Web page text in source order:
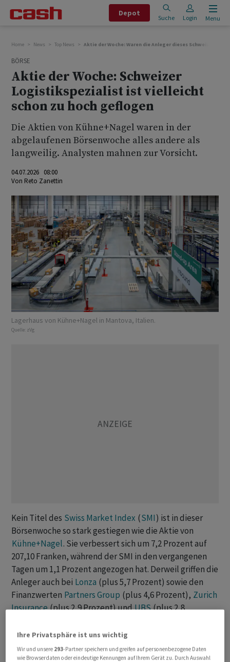
Depot
Suche Login Menu
Home News Top News Aktie der Woche: Waren die Anleger dieses Schweizer
BÖRSE
Aktie der Woche: Schweizer
Logistikspezialist ist vielleicht
schon zu hoch geflogen
Die Aktien von Kühne+Nagel waren in der
abgelaufenen Börsenwoche alles andere als
langweilig. Analysten mahnen zur Vorsicht.
04.07.2026 08:00
Von Reto Zanettin
Lagerhaus von Kühne+Nagel in Mantova, Italien.
Quelle: zVg
Kein Titel des Swiss Market Index (SMI) ist in dieser
Börsenwoche so stark gestiegen wie die Aktie von
Kühne+Nagel. Sie verbessert sich um 7,2 Prozent auf
207,10 Franken, während der SMI in den vergangenen
Tagen um 1,1 Prozent angezogen hat. Derweil griffen die
Anleger auch bei Lonza (plus 5,7 Prozent) sowie den
Finanzwerten Partners Group (plus 4,6 Prozent), Zurich
Insurance(plus 2,9 Prozent) undUBS(plus 2,8
Swisscom(minus 4,5 Prozent) und
Prozent).
Ihre Privatsphäre ist uns wichtig
Wir und unsere 293-Partner speichern und greifen auf personenbezogene Daten
wie Browserdaten oder eindeutige Kennungen auf Ihrem Gerät zu. Durch Auswahl